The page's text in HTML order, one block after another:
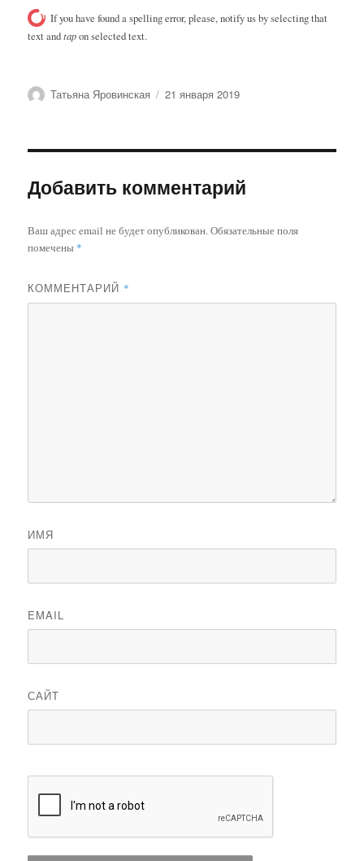
If you have found a spelling error, please, notify us by selecting that
text andtapon selected text.
Автор
Татьяна Яровинская Опубликовано
21 января 2019
Добавить комментарий
Ваш адрес email не будет опубликован.Обязательные поля
помечены *
КОММЕНТАРИЙ *
ИМЯ
EMAIL
САЙТ